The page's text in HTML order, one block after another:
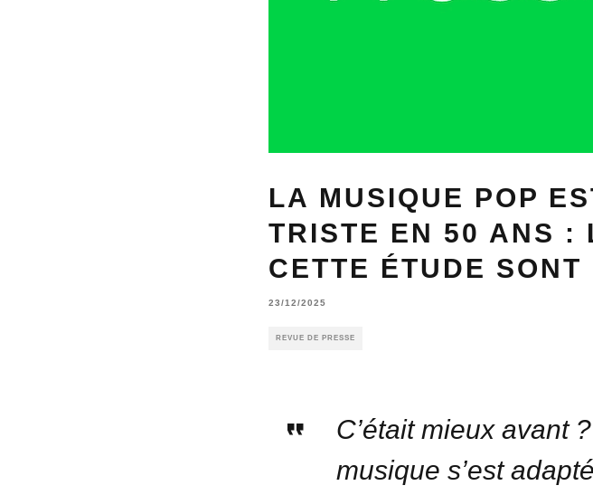
LA MUSIQUE POP
TRISTE EN 50 ANS :
CETTE ÉTUDE SONT
23/12/2025
REVUE DE PRESSE
C’était mieux avant
musique s’est